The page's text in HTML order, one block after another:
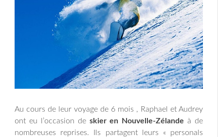
Au cours de leur voyage de 6 mois , Raphael et Audrey
ont eu l’occasion de skier en Nouvelle-Zélande à de
nombreuses reprises. Ils partagent leurs « personals